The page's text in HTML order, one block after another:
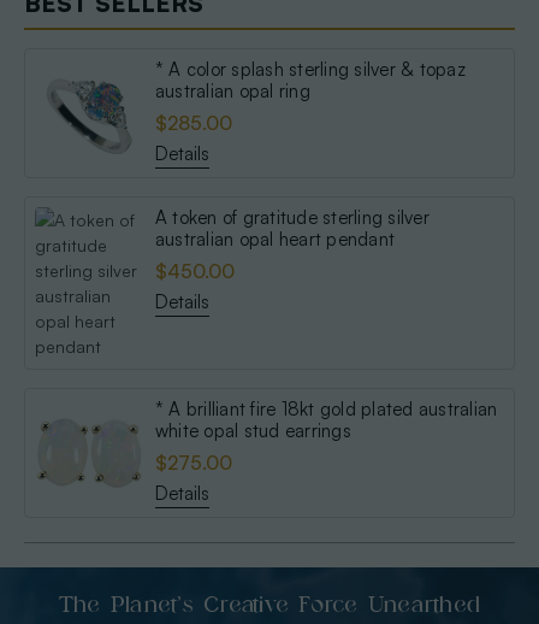
* A color splash sterling silver & topaz
australian opal ring
$285.00
Details
A token of gratitude sterling silver
australian opal heart pendant
$450.00
Details
* A brilliant fire 18kt gold plated australian
white opal stud earrings
$275.00
Details
The Planet’s Creative Force Unearthed